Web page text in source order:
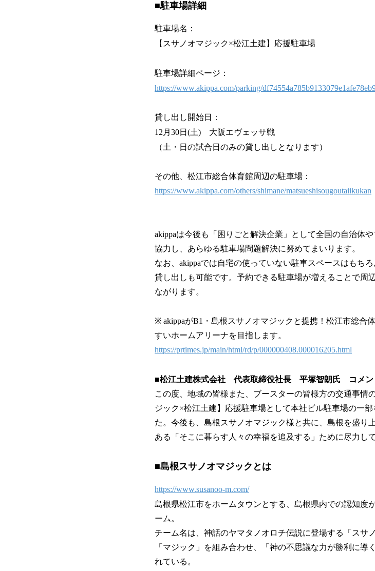
■駐車場詳細
駐車場名：
【スサノオマジック×松江土建】応援駐車場
駐車場詳細ページ：
https://www.akippa.com/parking/
貸し出し開始日：
12月30日(土) 大阪エヴェッサ戦
（土・日の試合日のみの貸し出しとなります）
その他、松江市総合体育館周辺の駐車場：
https://www.akippa.com/others/shimane/matsueshisougoutaiikukan
akippaは今後も「困りごと解決企業」として全国の自治体
協力し、あらゆる駐車場問題解決に努めてまいります。
なお、akippaでは自宅の使っていない駐車スペースはもち
貸し出しも可能です。予約できる駐車場が増えることで周
ながります。
※ akippaがB1・島根スサノオマジックと提携！松江市総合
すいホームアリーナを目指します。
https://prtimes.jp/main/html/rd/p/000000408.000016205.html
■松江土建株式会社 代表取締役社長 平塚智朗氏 コメン
この度、地域の皆様また、ブースターの皆様方の交通事情
ジック×松江土建】応援駐車場として本社ビル駐車場の一
た。今後も、島根スサノオマジック様と共に、島根を盛り
ある「そこに暮らす人々の幸福を追及する」ために尽力し
■島根スサノオマジックとは
https://www.susanoo-m.com/
島根県松江市をホームタウンとする、島根県内での認知度
ーム。
チーム名は、神話のヤマタノオロチ伝説に登場する「スサ
「マジック」を組み合わせ、「神の不思議な力が勝利に導
れている。